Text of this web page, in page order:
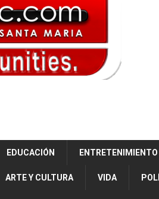
EDUCACIÓN ENTRETENIMIENTO
ARTE Y CULTURA VIDA